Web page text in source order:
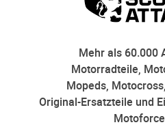
Mehr als 60.000
Motorradteile,
Mopeds,
Original-Ersatzteile und